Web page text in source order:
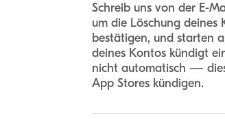
Schreib uns von der E-
um die Löschung deines
bestätigen, und starten
deines Kontos kündigt
nicht automatisch —
App Stores kündigen.